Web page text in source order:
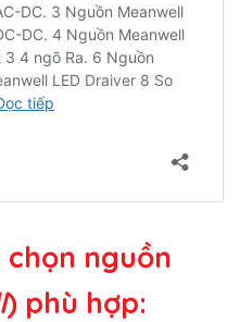
nguồn
) phù hợp: